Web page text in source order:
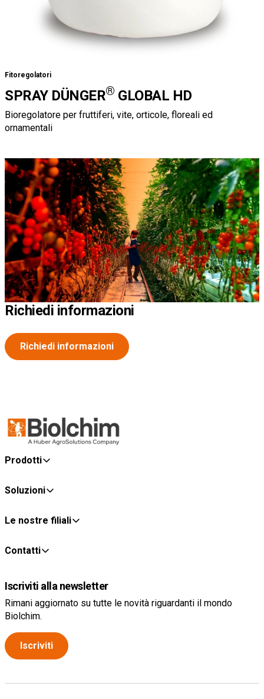
Fitoregolatori
SPRAY DÜNGER® GLOBAL HD
Bioregolatore per fruttiferi, vite, orticole, floreali ed
ornamentali
Richiedi informazioni
Richiedi informazioni
Prodotti
Soluzioni
Le nostre filiali
Contatti
Iscriviti alla newsletter
Rimani aggiornato su tutte le novità riguardanti il mondo
Biolchim.
Iscriviti